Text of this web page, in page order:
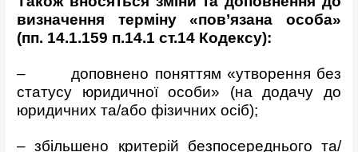
визначення терміну «пов’язана особа»
(пп. 14.1.159 п.14.1 ст.14 Кодексу):
– доповнено поняттям «утворення без
статусу юридичної особи» (на додачу до
юридичних та/або фізичних осіб);
– збільшено критерій безпосереднього та/